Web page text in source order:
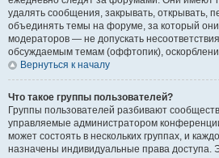
удалять сообщения, закрывать, открывать,
объединять темы на форуме, за который
модераторов — не допускать
обсуждаемым темам (оффтопик),
Вернуться к началу
Что такое группы пользователей?
Группы пользователей разбивают
управляемые администратором
может состоять в нескольких группах, и
назначены индивидуальные права доступа.